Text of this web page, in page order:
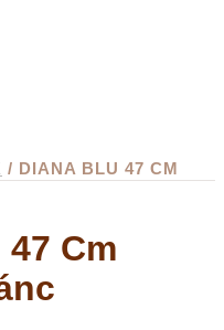
/ DIANA BLU 47 CM
Cm